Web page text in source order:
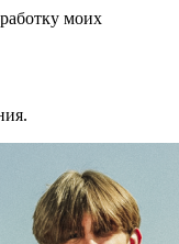
моих